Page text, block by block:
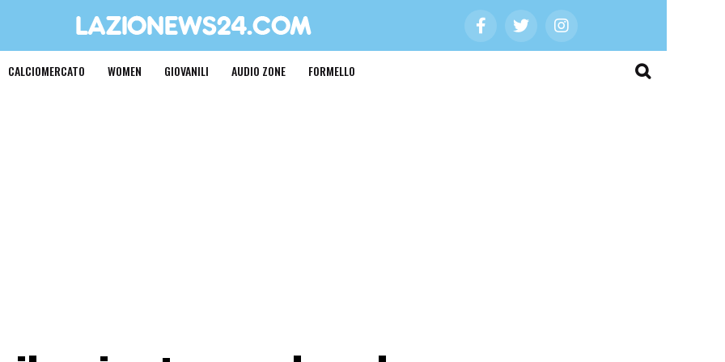
CALCIOMERCATO WOMEN GIOVANILI AUDIO ZONE FORMELLO